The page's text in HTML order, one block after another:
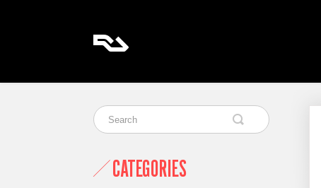
CATEGORIES